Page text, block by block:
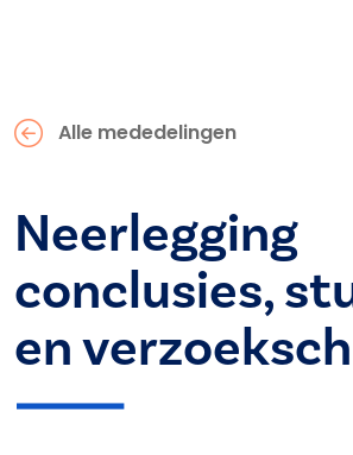
Alle mededelingen
Neerlegging
conclusies,
en